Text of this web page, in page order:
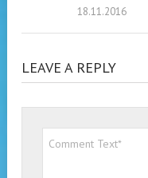
18.11.2016
LEAVE A REPLY